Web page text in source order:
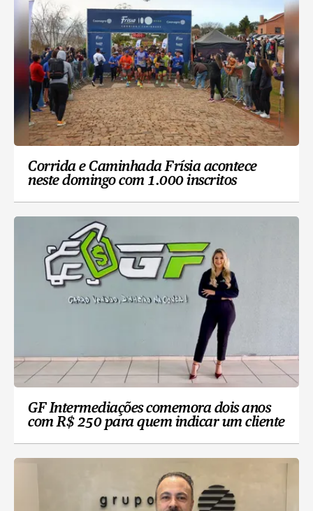
Corrida e Caminhada Frísia acontece
neste domingo com 1.000 inscritos
GF Intermediações comemora dois anos
com R$ 250 para quem indicar um cliente